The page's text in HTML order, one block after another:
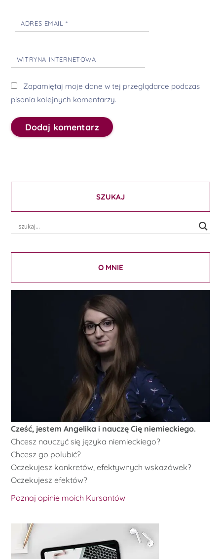
ADRES EMAIL *
WITRYNA INTERNETOWA
Zapamiętaj moje dane w tej przeglądarce podczas
pisania kolejnych komentarzy.
SZUKAJ
O MNIE
Cześć, jestem Angelika i nauczę Cię niemieckiego.
Chcesz nauczyć się języka niemieckiego?
Chcesz go polubić?
Oczekujesz konkretów, efektywnych wskazówek?
Oczekujesz efektów?
Poznaj opinie moich Kursantów